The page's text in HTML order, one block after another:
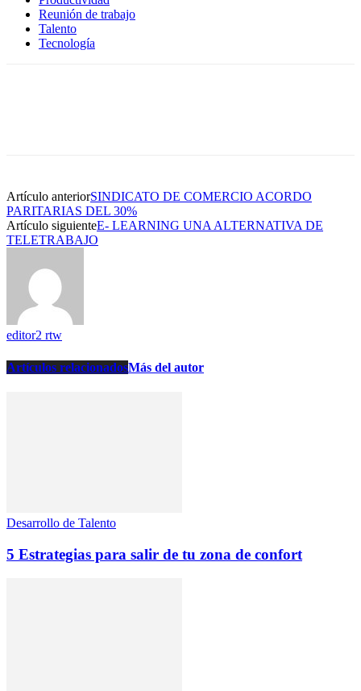
Reunión de trabajo
Talento
Tecnología
Artículo anteriorSINDICATO DE COMERCIO ACORDO
PARITARIAS DEL 30%
Artículo siguienteE- LEARNING UNA ALTERNATIVA DE
TELETRABAJO
editor2 rtw
Artículos relacionadosMás del autor
Desarrollo de Talento
5 Estrategias para salir de tu zona de confort